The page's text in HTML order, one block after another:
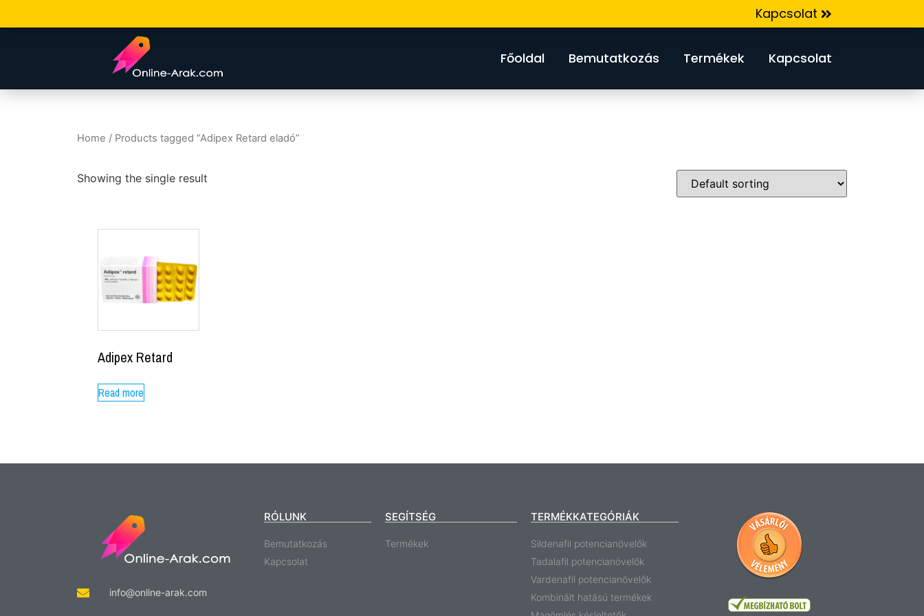
Kapcsolat
Főoldal Bemutatkozás Termékek Kapcsolat
Home / Products tagged “Adipex Retard eladó”
Showing the single result
Adipex Retard
Read more
info@online-arak.com
RÓLUNK
Bemutatkozás
Kapcsolat
SEGÍTSÉG
Termékek
TERMÉKKATEGÓRIÁK
Sildenafil potencianövelők
Tadalafil potencianövelők
Vardenafil potencianövelők
Kombinált hatású termékek